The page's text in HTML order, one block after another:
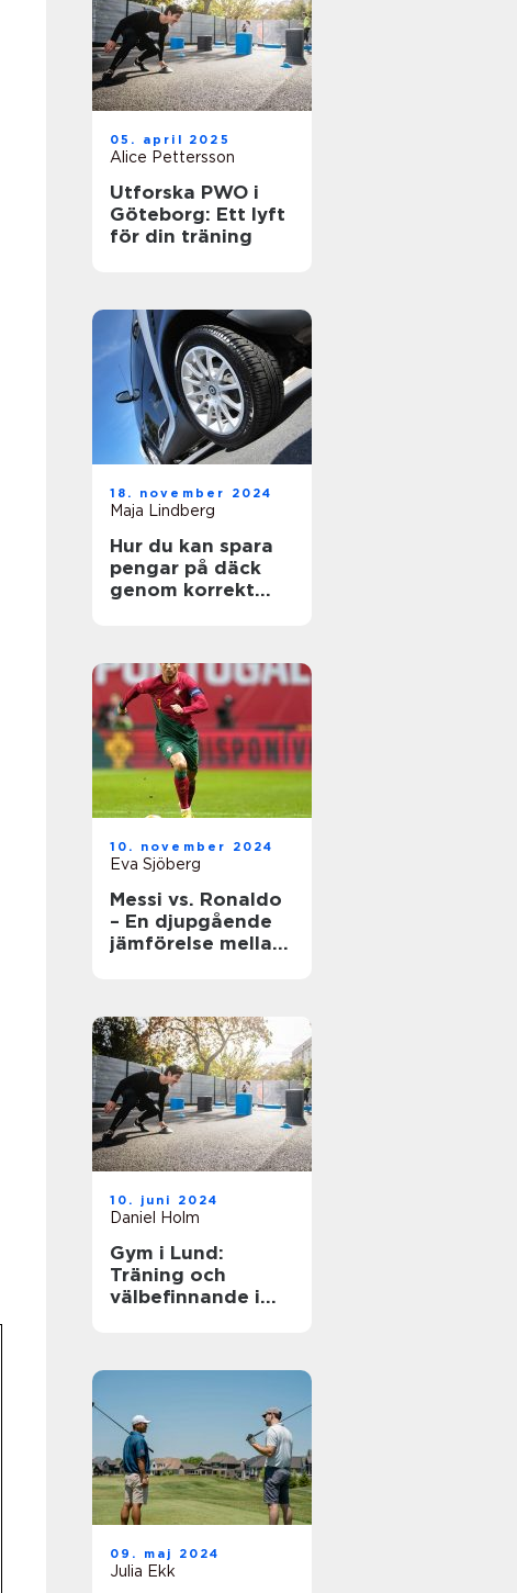
05. april 2025
Alice Pettersson
Utforska PWO i
Göteborg: Ett lyft
för din träning
18. november 2024
Maja Lindberg
Hur du kan spara
pengar på däck
genom korrekt
10. november 2024
Eva Sjöberg
Messi vs. Ronaldo
– En djupgående
jämförelse mellan
10. juni 2024
Daniel Holm
Gym i Lund:
Träning och
välbefinnande i
09. maj 2024
Julia Ekk